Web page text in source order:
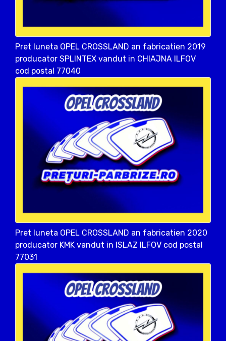
Pret luneta OPEL CROSSLAND an fabricatien 2019
producator SPLINTEX vandut in CHIAJNA ILFOV
cod postal 77040
Pret luneta OPEL CROSSLAND an fabricatien 2020
producator KMK vandut in ISLAZ ILFOV cod postal
77031